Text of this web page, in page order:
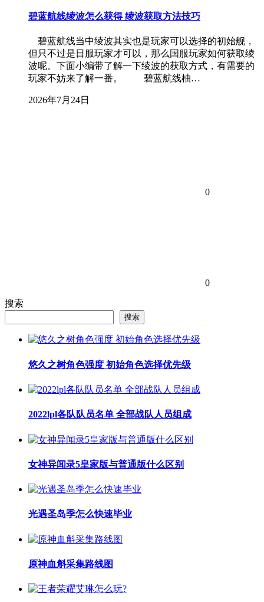
碧蓝航线绫波怎么获得 绫波获取方法技巧
碧蓝航线当中绫波其实也是玩家可以选择的初始舰，
但只不过是日服玩家才可以，那么国服玩家如何获取绫
波呢。下面小编带了解一下绫波的获取方式，有需要的
玩家不妨来了解一番。 碧蓝航线柚…
2026年7月24日
0
0
搜索
搜索
悠久之树角色强度 初始角色选择优先级
2022lpl各队队员名单 全部战队人员组成
女神异闻录5皇家版与普通版什么区别
光遇圣岛季怎么快速毕业
原神血斛采集路线图